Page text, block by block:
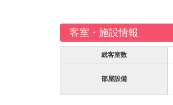
客室・施設情報
総客室数
部屋設備